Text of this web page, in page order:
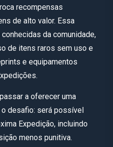
recompensas
de alto valor. Essa
da comunidade,
de itens raros sem uso e
e equipamentos
a oferecer uma
desafio: será possível
Expedição, incluindo
menos punitiva.